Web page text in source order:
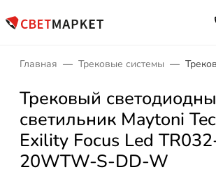
Главная Трековые системы
Трековый
светильник Maytoni
Exility Focus Led
20WTW-S-DD-W